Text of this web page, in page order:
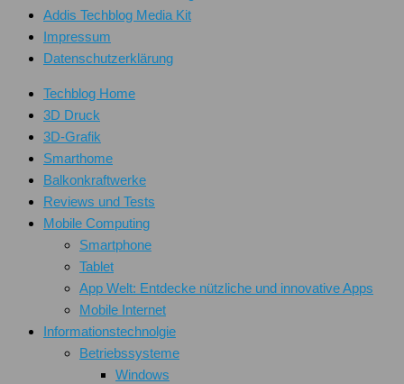
Addis Techblog Media Kit
Impressum
Datenschutzerklärung
Techblog Home
3D Druck
3D-Grafik
Smarthome
Balkonkraftwerke
Reviews und Tests
Mobile Computing
Smartphone
Tablet
App Welt: Entdecke nützliche und innovative Apps
Mobile Internet
Informationstechnolgie
Betriebssysteme
Windows